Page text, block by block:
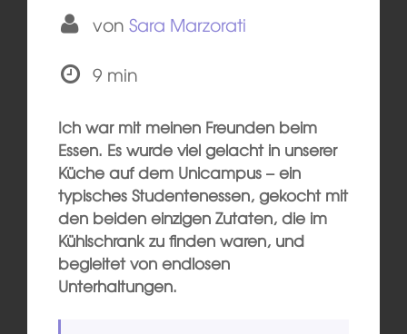
von Sara Marzorati
9 min
Ich war mit meinen Freunden beim
Essen. Es wurde viel gelacht in unserer
Küche auf dem Unicampus – ein
typisches Studentenessen, gekocht mit
den beiden einzigen Zutaten, die im
Kühlschrank zu finden waren, und
begleitet von endlosen
Unterhaltungen.